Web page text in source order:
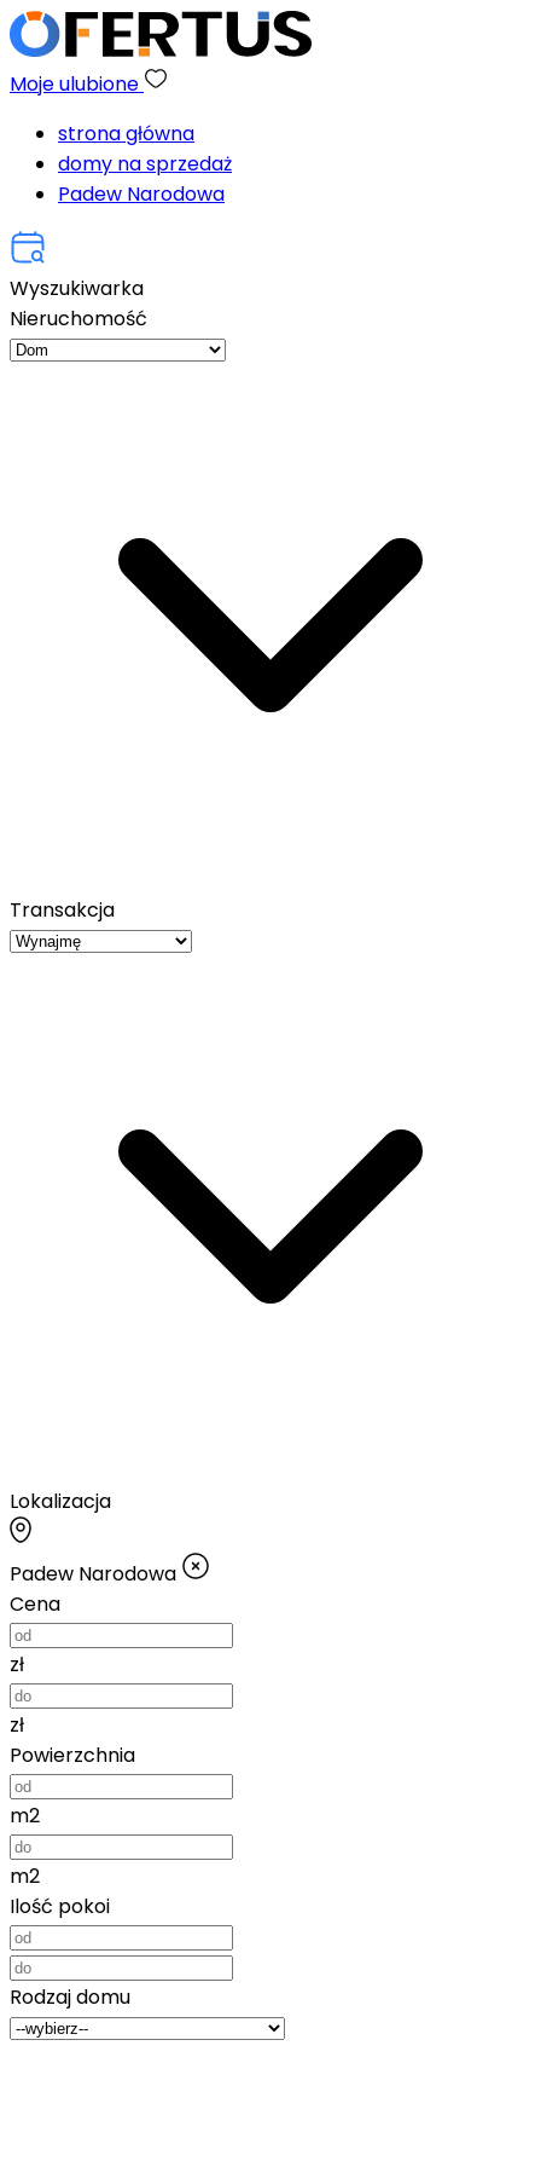
Moje ulubione
strona główna
domy na sprzedaż
Padew Narodowa
Wyszukiwarka
Nieruchomość
Transakcja
Lokalizacja
Padew Narodowa
Cena
zł
zł
Powierzchnia
m2
m2
Ilość pokoi
Rodzaj domu